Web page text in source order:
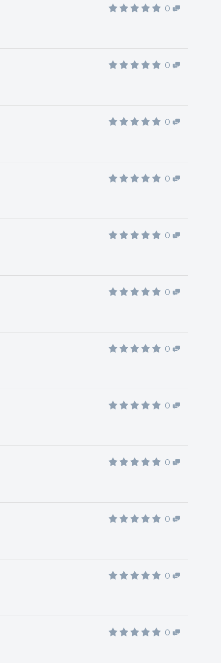
0
0
0
0
0
0
0
0
0
0
0
0